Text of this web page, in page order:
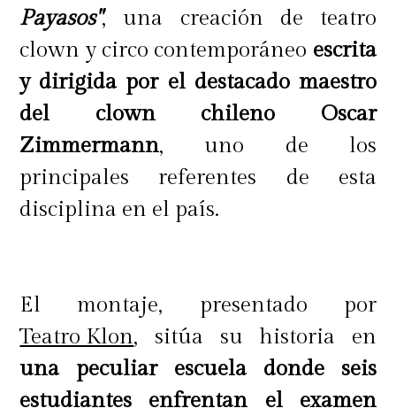
Payasos", una creación de teatro
clown y circo contemporáneo escrita
y dirigida por el destacado maestro
del clown chileno Oscar
Zimmermann, uno de los
principales referentes de esta
disciplina en el país.
El montaje, presentado por
Teatro Klon, sitúa su historia en
una peculiar escuela donde seis
estudiantes enfrentan el examen